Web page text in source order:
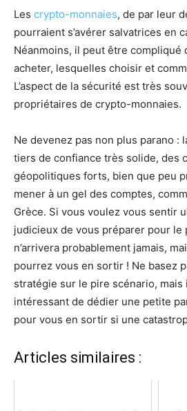
Les crypto-monnaies, de par leur
pourraient s’avérer salvatrices en
Néanmoins, il peut être compliqué
acheter, lesquelles choisir et
L’aspect de la sécurité est très
propriétaires de crypto-monnaies.
Ne devenez pas non plus parano :
tiers de confiance très solide, des
géopolitiques forts, bien que peu
mener à un gel des comptes,
Grèce. Si vous voulez vous sentir
judicieux de vous préparer pour le
n’arrivera probablement jamais,
pourrez vous en sortir ! Ne basez
stratégie sur le pire scénario, mais
intéressant de dédier une petite
pour vous en sortir si une
Articles similaires :